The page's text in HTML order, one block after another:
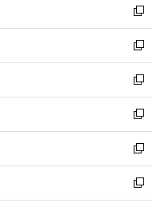
で
開
く
ド
ウ
で
開
く
ィ
ン
ド
ウ
で
開
く
い
ウ
ィ
ン
ド
ウ
で
開
く
新
し
い
ウ
ィ
ン
ド
ウ
で
開
く
新
し
い
ウ
ィ
ン
ド
ウ
で
開
新
し
い
ウ
ィ
ン
ド
ウ
新
し
い
ウ
ィ
ン
新
し
い
ウ
新
し